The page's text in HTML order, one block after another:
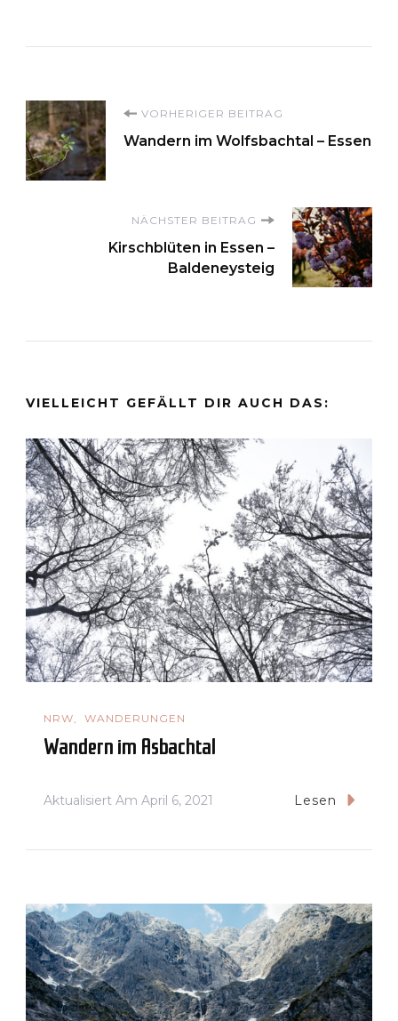
Beitragsnavigation
VORHERIGER BEITRAG
Wandern im Wolfsbachtal – Essen
NÄCHSTER BEITRAG
Kirschblüten in Essen –
Baldeneysteig
VIELLEICHT GEFÄLLT DIR AUCH DAS:
NRW WANDERUNGEN
Wandern im Asbachtal
Aktualisiert Am April 6, 2021 Lesen